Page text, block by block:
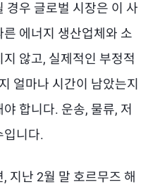
경우 글로벌 시장은 이 사
에너지 생산업체와 소
않고, 실제적인 부정적
얼마나 시간이 남았는지
합니다. 운송, 물류, 저
입니다.
지난 2월 말 호르무즈 해